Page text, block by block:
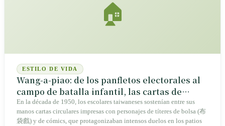
🏠
ESTILO DE VIDA
Wang-a-piao: de los panfletos electorales al
campo de batalla infantil, las cartas de
combate de la memoria taiwanesa
En la década de 1950, los escolares taiwaneses sostenían entre sus
manos cartas circulares impresas con personajes de títeres de bolsa (布
袋戲) y de cómics, que protagonizaban intensos duelos en los patios